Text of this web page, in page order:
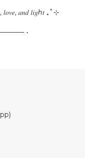
𝑙𝑜𝑣𝑒, 𝑎𝑛𝑑 𝑙𝑖𝑔ℎ𝑡 ₊˚⊹
•